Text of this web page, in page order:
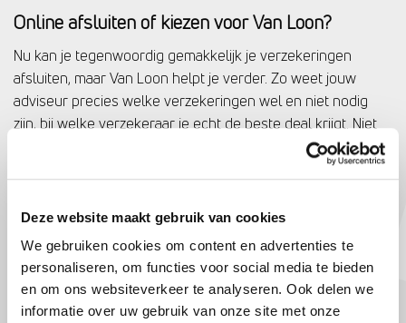
Deze website maakt gebruik van cookies
We gebruiken cookies om content en advertenties te
personaliseren, om functies voor social media te bieden
en om ons websiteverkeer te analyseren. Ook delen we
informatie over uw gebruik van onze site met onze
Online afsluiten of kiezen voor Van Loon?
Nu kan je tegenwoordig gemakkelijk je verzekeringen
afsluiten, maar Van Loon helpt je verder. Zo weet jouw
adviseur precies welke verzekeringen wel en niet nodig
zijn, bij welke verzekeraar je echt de beste deal krijgt. Niet
te vergeten, zodra je een keer een schade hebt helpen wij
je bij het snel en goed afhandelen hiervan. Zo sta je er nooit
Inboedelverzekering
Het afsluiten van een inboedelverzekering kan helpen bij